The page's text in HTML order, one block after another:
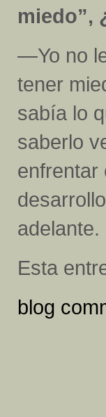
miedo”,
—Yo no
tener
sabía lo
saberlo
enfrentar
adelante.
Esta
blog